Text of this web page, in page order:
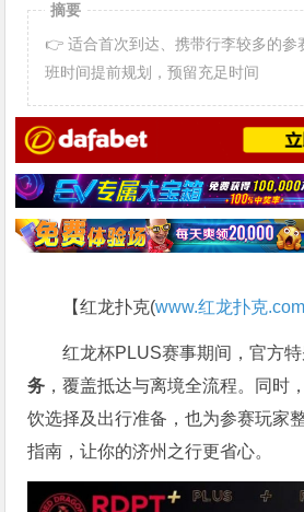
摘要
👉 适合首次到达、携带行李较多的
班时间提前规划，预留充足时间
【红龙扑克(www.红龙扑克
红龙杯PLUS赛事期间，官方
务 ，覆盖抵达与离境全流程。同时
饮选择及出行准备，也为参赛玩家
指南，让你的济州之行更省心。